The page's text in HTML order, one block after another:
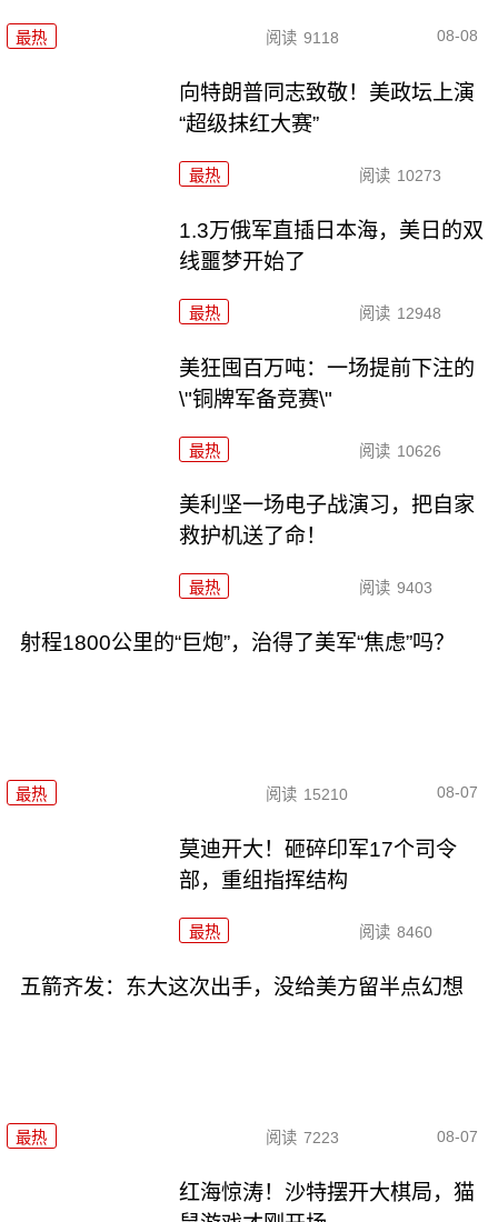
最热 阅读 9118 08-08
向特朗普同志致敬！美政坛上演
“超级抹红大赛”
最热 阅读 10273
1.3万俄军直插日本海，美日的双
线噩梦开始了
最热 阅读 12948
美狂囤百万吨：一场提前下注的
\"铜牌军备竞赛\"
最热 阅读 10626
美利坚一场电子战演习，把自家
救护机送了命！
最热 阅读 9403
射程1800公里的“巨炮”，治得了美军“焦虑”吗？
最热 阅读 15210 08-07
莫迪开大！砸碎印军17个司令
部，重组指挥结构
最热 阅读 8460
五箭齐发：东大这次出手，没给美方留半点幻想
最热 阅读 7223 08-07
红海惊涛！沙特摆开大棋局，猫